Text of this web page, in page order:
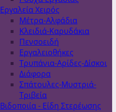
Εργαλεία Χειρός
Μέτρα-Αλφάδια
Κλειδιά-Καρυδάκια
Πενσοειδή
Εργαλειοθήκες
Τρυπάνια-Αρίδες-Δίσκοι
Διάφορα
Σπάτουλες-Μυστριά-
Τριβεία
Βιδοποιία - Είδη Στερέωσης